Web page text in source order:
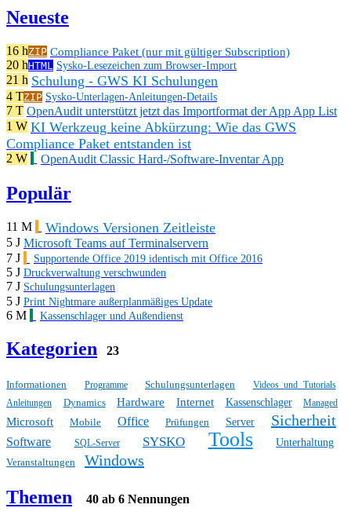
Neueste
16 hZIP Compliance Paket (nur mit gültiger Subscription)
20 hHTML Sysko-Lesezeichen zum Browser-Import
21 h Schulung - GWS KI Schulungen
4 TZIP Sysko-Unterlagen-Anleitungen-Details
7 T OpenAudit unterstützt jetzt das Importformat der App App List
1 W KI Werkzeug keine Abkürzung: Wie das GWS
Compliance Paket entstanden ist
2 W OpenAudit Classic Hard-/Software-Inventar App
Populär
11 M Windows Versionen Zeitleiste
5 J Microsoft Teams auf Terminalservern
7 J
Supportende Office 2019 identisch mit Office 2016
5 J Druckverwaltung verschwunden
7 J Schulungsunterlagen
5 J Print Nightmare außerplanmäßiges Update
6 M Kassenschlager und Außendienst
Kategorien 23
Informationen Programme Schulungsunterlagen
Videos und Tutorials
Anleitungen
Dynamics Hardware Internet Kassenschlager Managed
Microsoft Mobile Office Prüfungen Server Sicherheit
Software SQL-Server SYSKO Tools
Unterhaltung
Veranstaltungen
Windows
Themen 40 ab 6 Nennungen